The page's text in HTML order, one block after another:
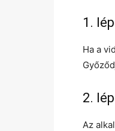
1.
Ha a
2.
Az